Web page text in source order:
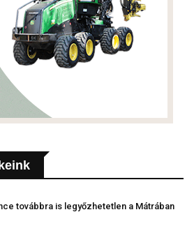
továbbra is legyőzhetetlen a Mátrában